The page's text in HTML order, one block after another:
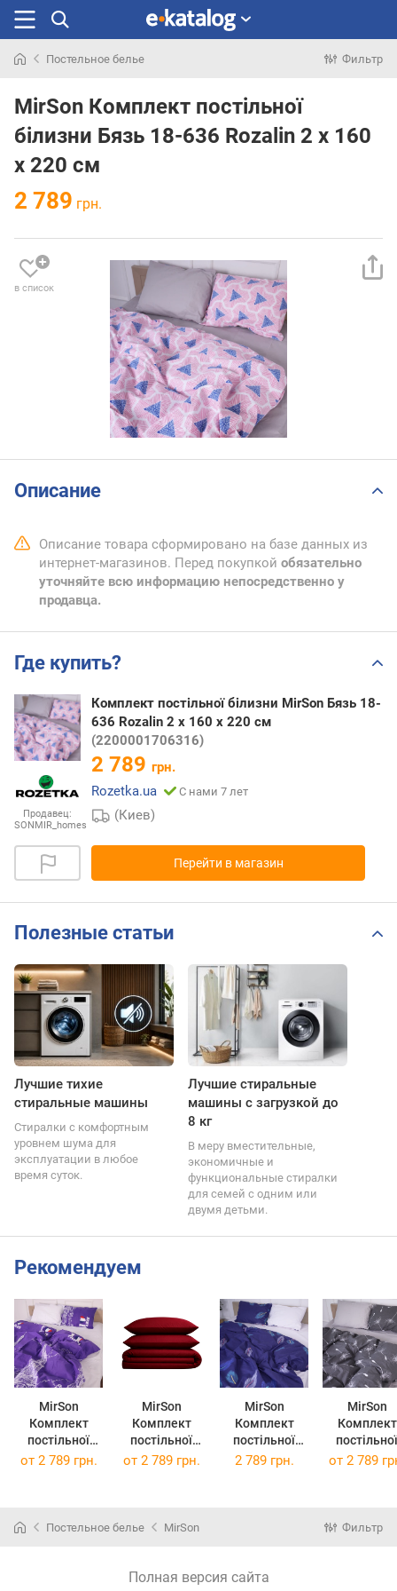
раньше
Постельное белье Фильтр
MirSon Комплект постільної
білизни Бязь 18-636 Rozalin 2 x 160
x 220 см
2 789 грн.
в список
Описание
Описание товара сформировано на базе данных из
интернет-магазинов. Перед покупкой обязательно
уточняйте всю информацию непосредственно у
продавца.
Где купить?
Продавец:
SONMIR_homes
Комплект постільної білизни MirSon Бязь 18-
636 Rozalin 2 x 160 x 220 см
(2200001706316)
2 789 грн.
Rozetka.ua
С нами 7 лет
(Киев)
Перейти в магазин
Полезные статьи
Лучшие тихие
стиральные машины
Стиралки с комфортным
уровнем шума для
эксплуатации в любое
время суток.
Лучшие стиральные
машины с загрузкой до
8 кг
В меру вместительные,
экономичные и
функциональные стиралки
для семей с одним или
двумя детьми.
Рекомендуем
MirSon
Комплект
постільної
білизни Бязь
MirSon
Комплект
постільної
білизни Бязь
MirSon
Комплект
постільної
білизни Бязь
MirSon
Комплект
постільної
білизни Бязь
от 2 789 грн. от 2 789 грн. 2 789 грн. от 2 789
Постельное белье MirSon Фильтр
Полная версия сайта